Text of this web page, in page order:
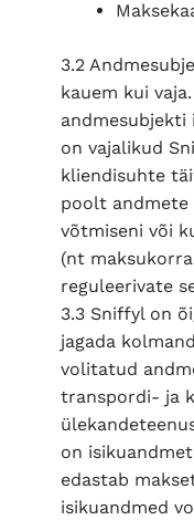
3.2
kauem kui
andmesubjekti
on vajalikud
kliendisuhte
poolt andmete
võtmiseni või
(nt
reguleerivate
3.3 Sniffyl on
jagada
volitatud
transpordi- ja
on
edastab
isikuandmed